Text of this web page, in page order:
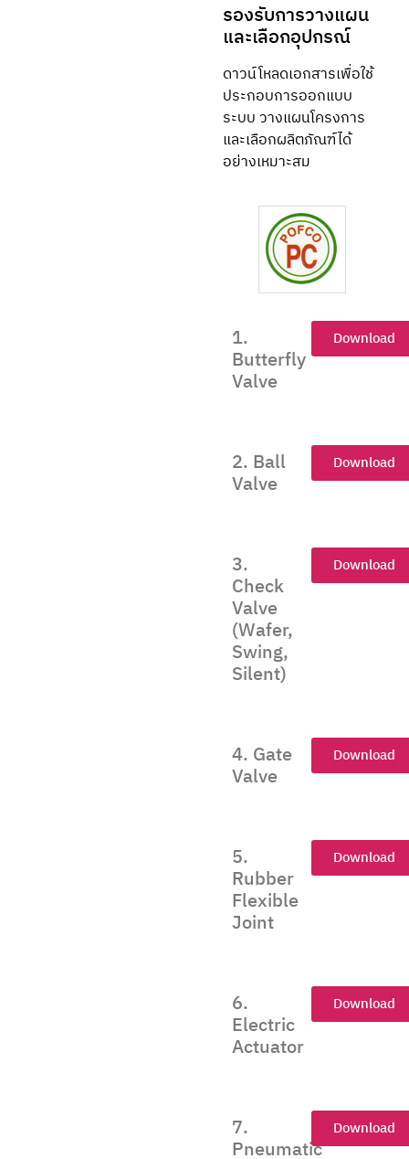
รองรับการวางแผน
และเลือกอุปกรณ์
ดาวน์โหลดเอกสารเพื่อใช้
ประกอบการออกแบบ
ระบบ วางแผนโครงการ
และเลือกผลิตภัณฑ์ได้
อย่างเหมาะสม
1.
Butterfly
Valve
Download
2. Ball
Valve
Download
3.
Check
Valve
(Wafer,
Swing,
Silent)
Download
4. Gate
Valve
Download
5.
Rubber
Flexible
Joint
Download
6.
Electric
Actuator
Download
7.
Pneumatic
Download